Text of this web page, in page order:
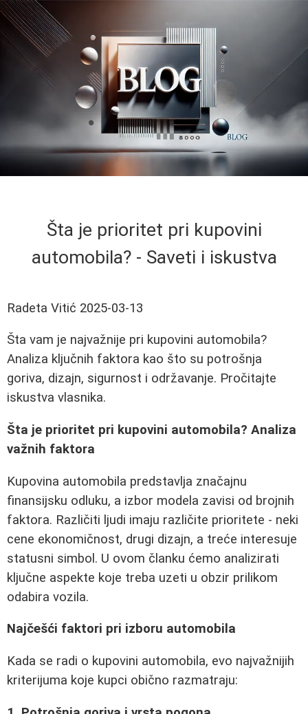
Šta je prioritet pri kupovini
automobila? - Saveti i iskustva
Radeta Vitić 2025-03-13
Šta vam je najvažnije pri kupovini automobila?
Analiza ključnih faktora kao što su potrošnja
goriva, dizajn, sigurnost i održavanje. Pročitajte
iskustva vlasnika.
Šta je prioritet pri kupovini automobila? Analiza
važnih faktora
Kupovina automobila predstavlja značajnu
finansijsku odluku, a izbor modela zavisi od brojnih
faktora. Različiti ljudi imaju različite prioritete - neki
cene ekonomičnost, drugi dizajn, a treće interesuje
statusni simbol. U ovom članku ćemo analizirati
ključne aspekte koje treba uzeti u obzir prilikom
odabira vozila.
Najčešći faktori pri izboru automobila
Kada se radi o kupovini automobila, evo najvažnijih
kriterijuma koje kupci obično razmatraju: